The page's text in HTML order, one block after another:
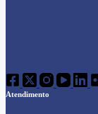
Atendimento